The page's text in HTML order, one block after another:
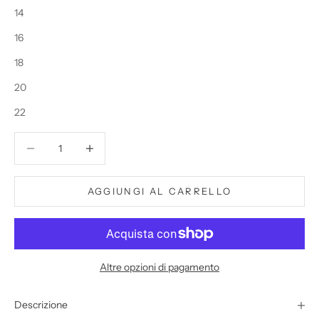
14
16
18
20
22
AGGIUNGI AL CARRELLO
Altre opzioni di pagamento
Descrizione